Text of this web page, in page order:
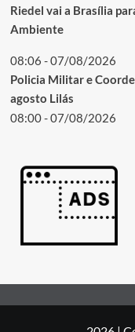
Riedel vai a Brasília
Ambiente
08:06 - 07/08/2026
Policia Militar e
agosto Lilás
08:00 - 07/08/2026